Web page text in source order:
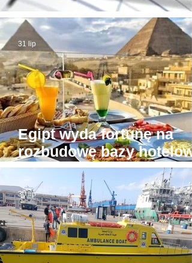
Trzęsienie ziemi w
Egipt wyda fortunę na
rozbudowę bazy
wokół Piramid w Gizie
31 lip
30 lip